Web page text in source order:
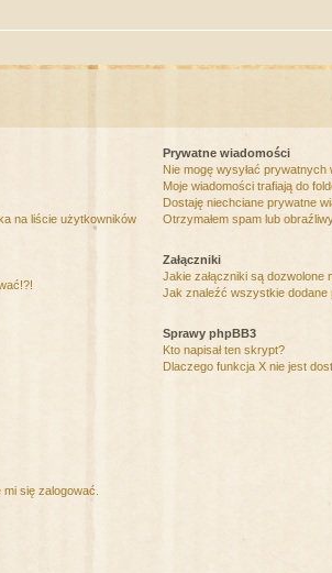
na liście użytkowników
się zalogować.
Prywatne wiadomości
Nie mogę wysyłać prywatnych
Moje wiadomości trafiają do
Dostaję niechciane prywatne
Otrzymałem spam lub
Załączniki
Jakie załączniki są dozwolone
Jak znaleźć wszystkie dodane
Sprawy phpBB3
Kto napisał ten skrypt?
Dlaczego funkcja X nie jest